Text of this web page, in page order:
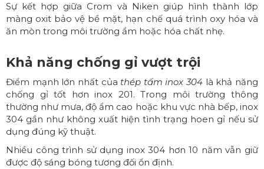
Sự kết hợp giữa Crom và Niken giúp hình thành lớp
màng oxit bảo vệ bề mặt, hạn chế quá trình oxy hóa và
ăn mòn trong môi trường ẩm hoặc hóa chất nhẹ.
Khả năng chống gỉ vượt trội
Điểm mạnh lớn nhất của thép tấm inox 304 là khả năng
chống gỉ tốt hơn inox 201. Trong môi trường thông
thường như mưa, độ ẩm cao hoặc khu vực nhà bếp, inox
304 gần như không xuất hiện tình trạng hoen gỉ nếu sử
dụng đúng kỹ thuật.
Nhiều công trình sử dụng inox 304 hơn 10 năm vẫn giữ
được độ sáng bóng tương đối ổn định.